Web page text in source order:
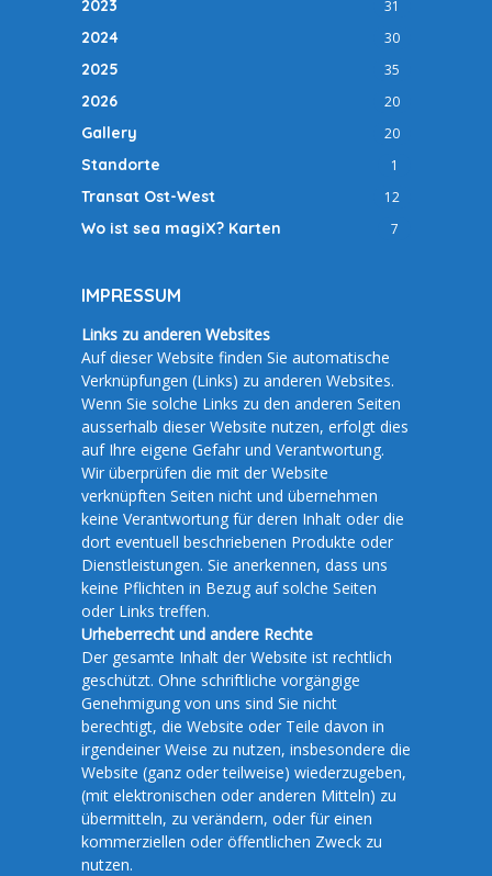
2023 31
2024 30
2025 35
2026 20
Gallery 20
Standorte 1
Transat Ost-West 12
Wo ist sea magiX? Karten 7
IMPRESSUM
Links zu anderen Websites
Auf dieser Website finden Sie automatische
Verknüpfungen (Links) zu anderen Websites.
Wenn Sie solche Links zu den anderen Seiten
ausserhalb dieser Website nutzen, erfolgt dies
auf Ihre eigene Gefahr und Verantwortung.
Wir überprüfen die mit der Website
verknüpften Seiten nicht und übernehmen
keine Verantwortung für deren Inhalt oder die
dort eventuell beschriebenen Produkte oder
Dienstleistungen. Sie anerkennen, dass uns
keine Pflichten in Bezug auf solche Seiten
oder Links treffen.
Urheberrecht und andere Rechte
Der gesamte Inhalt der Website ist rechtlich
geschützt. Ohne schriftliche vorgängige
Genehmigung von uns sind Sie nicht
berechtigt, die Website oder Teile davon in
irgendeiner Weise zu nutzen, insbesondere die
Website (ganz oder teilweise) wiederzugeben,
(mit elektronischen oder anderen Mitteln) zu
übermitteln, zu verändern, oder für einen
kommerziellen oder öffentlichen Zweck zu
nutzen.